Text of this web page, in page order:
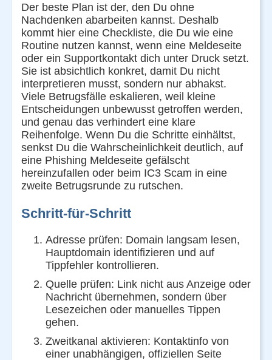
Der beste Plan ist der, den Du ohne
Nachdenken abarbeiten kannst. Deshalb
kommt hier eine Checkliste, die Du wie eine
Routine nutzen kannst, wenn eine Meldeseite
oder ein Supportkontakt dich unter Druck setzt.
Sie ist absichtlich konkret, damit Du nicht
interpretieren musst, sondern nur abhakst.
Viele Betrugsfälle eskalieren, weil kleine
Entscheidungen unbewusst getroffen werden,
und genau das verhindert eine klare
Reihenfolge. Wenn Du die Schritte einhältst,
senkst Du die Wahrscheinlichkeit deutlich, auf
eine Phishing Meldeseite gefälscht
hereinzufallen oder beim IC3 Scam in eine
zweite Betrugsrunde zu rutschen.
Schritt-für-Schritt
Adresse prüfen: Domain langsam lesen,
Hauptdomain identifizieren und auf
Tippfehler kontrollieren.
Quelle prüfen: Link nicht aus Anzeige oder
Nachricht übernehmen, sondern über
Lesezeichen oder manuelles Tippen
gehen.
Zweitkanal aktivieren: Kontaktinfo von
einer unabhängigen, offiziellen Seite